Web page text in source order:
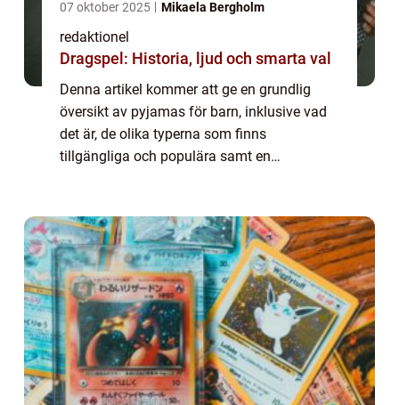
07 oktober 2025 Mikaela Bergholm
redaktionel
Dragspel: Historia, ljud och smarta val
Denna artikel kommer att ge en grundlig
översikt av pyjamas för barn, inklusive vad
det är, de olika typerna som finns
tillgängliga och populära samt en
mätningar när de...